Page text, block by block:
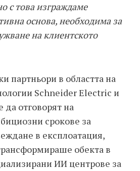
с това изграждаме
основа, необходима за
на клиентското
партньори в областта на
Schneider Electric и
отговорят на
срокове за
в експлоатация,
обекта в
ИИ центрове за